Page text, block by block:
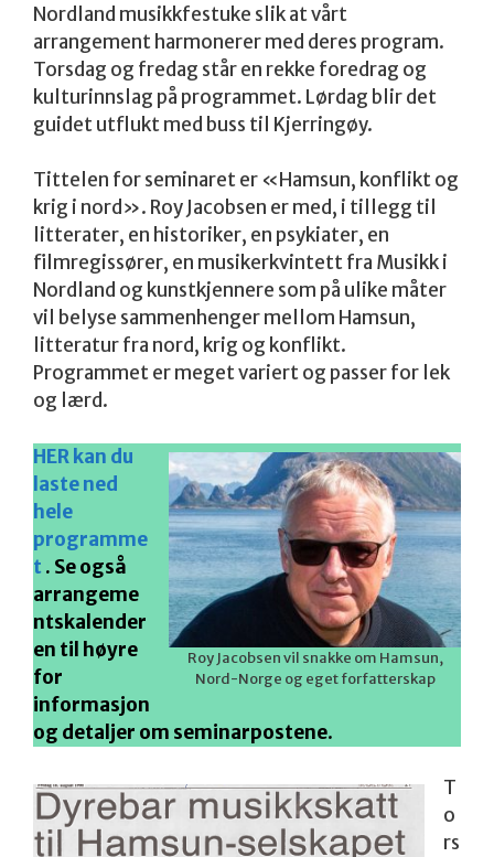
Nordland musikkfestuke slik at vårt
arrangement harmonerer med deres program.
Torsdag og fredag står en rekke foredrag og
kulturinnslag på programmet. Lørdag blir det
guidet utflukt med buss til Kjerringøy.
Tittelen for seminaret er «Hamsun, konflikt og
krig i nord». Roy Jacobsen er med, i tillegg til
litterater, en historiker, en psykiater, en
filmregissører, en musikerkvintett fra Musikk i
Nordland og kunstkjennere som på ulike måter
vil belyse sammenhenger mellom Hamsun,
litteratur fra nord, krig og konflikt.
Programmet er meget variert og passer for lek
og lærd.
Roy Jacobsen vil snakke om Hamsun,
Nord-Norge og eget forfatterskap
HER kan du
laste ned
hele
programme
t . Se også
arrangeme
ntskalender
en til høyre
for
informasjon
og detaljer om seminarpostene.
T
o
rs